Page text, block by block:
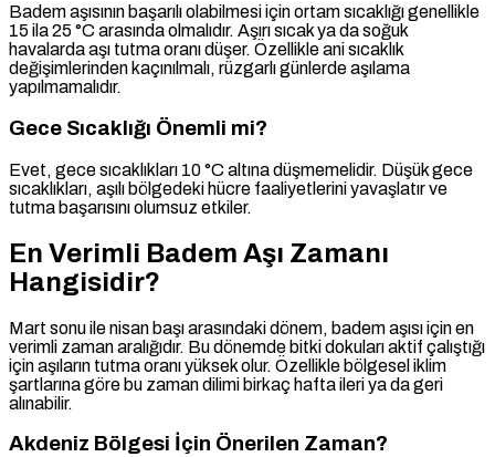
Badem aşısının başarılı olabilmesi için ortam sıcaklığı genellikle
15 ila 25 °C arasında olmalıdır. Aşırı sıcak ya da soğuk
havalarda aşı tutma oranı düşer. Özellikle ani sıcaklık
değişimlerinden kaçınılmalı, rüzgarlı günlerde aşılama
yapılmamalıdır.
Gece Sıcaklığı Önemli mi?
Evet, gece sıcaklıkları 10 °C altına düşmemelidir. Düşük gece
sıcaklıkları, aşılı bölgedeki hücre faaliyetlerini yavaşlatır ve
tutma başarısını olumsuz etkiler.
En Verimli Badem Aşı Zamanı
Hangisidir?
Mart sonu ile nisan başı arasındaki dönem, badem aşısı için en
verimli zaman aralığıdır. Bu dönemde bitki dokuları aktif çalıştığı
için aşıların tutma oranı yüksek olur. Özellikle bölgesel iklim
şartlarına göre bu zaman dilimi birkaç hafta ileri ya da geri
alınabilir.
Akdeniz Bölgesi İçin Önerilen Zaman?